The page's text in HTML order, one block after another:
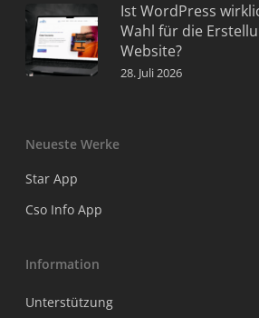
Ist WordPress
Wahl für die
Website?
28. Juli 2026
Neueste Werke
Star App
Cso Info App
Information
Unterstützung